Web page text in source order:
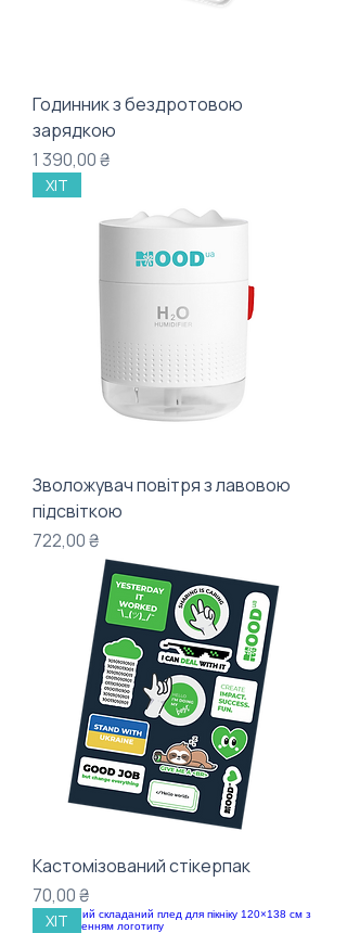
Годинник з бездротовою
зарядкою
Ціна
1 390,00 ₴
ХІТ
Зволожувач повітря з лавовою
підсвіткою
Ціна
722,00 ₴
Кастомізований стікерпак
Ціна
70,00 ₴
ХІТ